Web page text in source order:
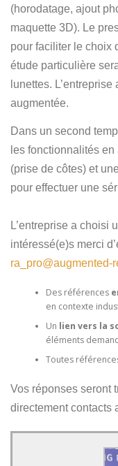
(horodatage, ajout
maquette 3D). Le
pour faciliter le choix
étude particulière
lunettes.
augmentée.
Dans un second
les fonctionnalités en
(prise de côtes) et
pour effectuer une
L’entreprise a choisi
intéressé(e)s merci
ra_pro@augmented-
Des références
en contexte
Un lien vers la
éléments
Toutes
Vos réponses seront
directement contacts